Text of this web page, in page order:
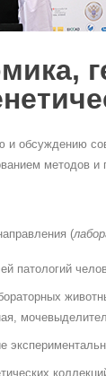
обсуждению
методов и
(
патологий